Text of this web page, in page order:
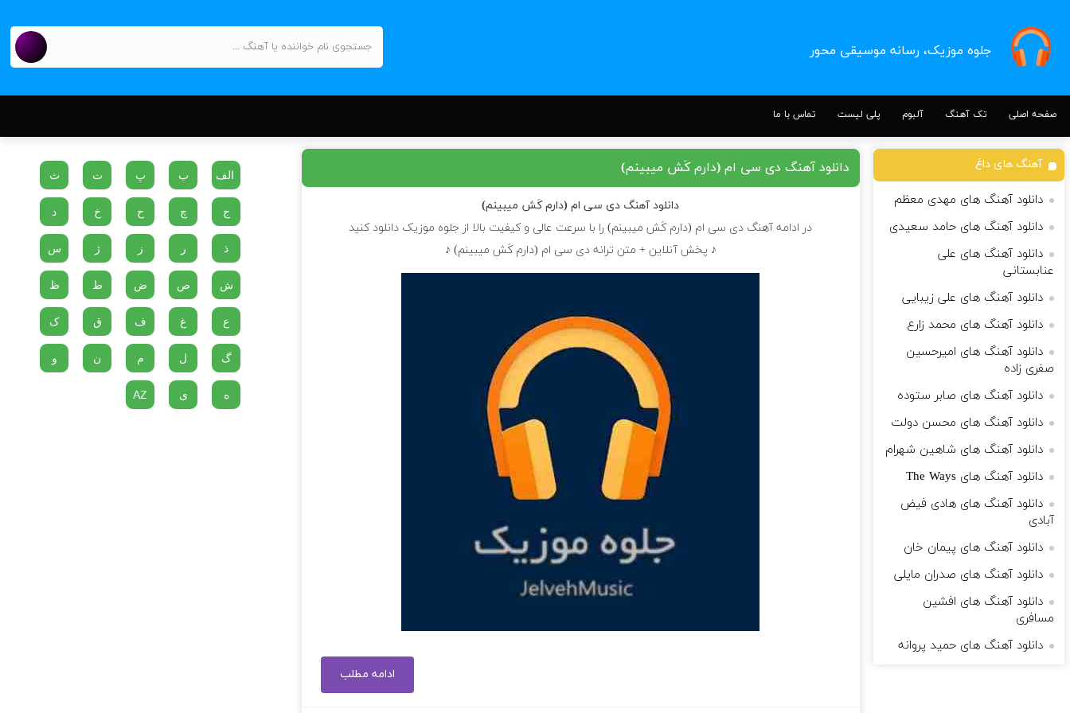
جلوه موزیک، رسانه موسیقی محور
صفحه اصلی تک آهنگ آلبوم پلی لیست تماس با ما
دانلود آهنگ دی سی ام (دارم کَش میبینم)
دانلود آهنگ دی سی ام (دارم کَش میبینم)
در ادامه آهنگ دی سی ام (دارم کَش میبینم) را با سرعت عالی و کیفیت بالا از جلوه موزیک دانلود کنید
♪ پخش آنلاین + متن ترانه دی سی ام (دارم کَش میبینم) ♪
ادامه مطلب
آهنگ های داغ
دانلود آهنگ های مهدی معظم
دانلود آهنگ های حامد سعیدی
دانلود آهنگ های علی
عنابستانی
دانلود آهنگ های علی زیبایی
دانلود آهنگ های محمد زارع
دانلود آهنگ های امیرحسین
صفری زاده
دانلود آهنگ های صابر ستوده
دانلود آهنگ های محسن دولت
دانلود آهنگ های شاهین شهرام
دانلود آهنگ های The Ways
دانلود آهنگ های هادی فیض
آبادی
دانلود آهنگ های پیمان خان
دانلود آهنگ های صدران مایلی
دانلود آهنگ های افشین
مسافری
دانلود آهنگ های حمید پروانه
الف ب پ ت ث
ج چ ح خ د
ذ ر ز ژ س
ش ص ض ط ظ
ع غ ف ق ک
گ ل م ن و
ه ی AZ